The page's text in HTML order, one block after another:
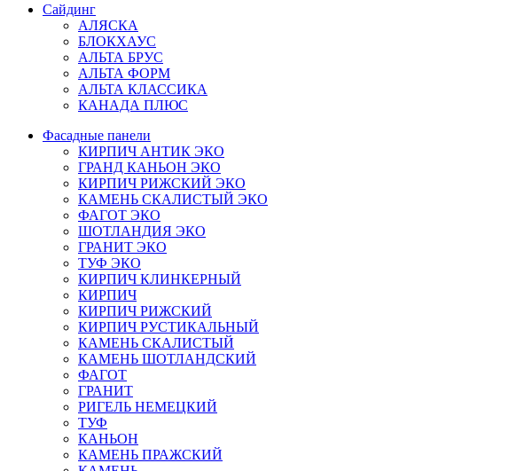
Сайдинг
АЛЯСКА
БЛОКХАУС
АЛЬТА БРУС
АЛЬТА ФОРМ
АЛЬТА КЛАССИКА
КАНАДА ПЛЮС
Фасадные панели
КИРПИЧ АНТИК ЭКО
ГРАНД КАНЬОН ЭКО
КИРПИЧ РИЖСКИЙ ЭКО
КАМЕНЬ СКАЛИСТЫЙ ЭКО
ФАГОТ ЭКО
ШОТЛАНДИЯ ЭКО
ГРАНИТ ЭКО
ТУФ ЭКО
КИРПИЧ КЛИНКЕРНЫЙ
КИРПИЧ
КИРПИЧ РИЖСКИЙ
КИРПИЧ РУСТИКАЛЬНЫЙ
КАМЕНЬ СКАЛИСТЫЙ
КАМЕНЬ ШОТЛАНДСКИЙ
ФАГОТ
ГРАНИТ
РИГЕЛЬ НЕМЕЦКИЙ
ТУФ
КАНЬОН
КАМЕНЬ ПРАЖСКИЙ